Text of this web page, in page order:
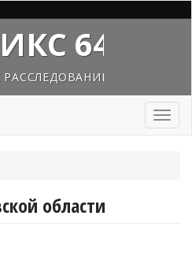
64
Toggle
области